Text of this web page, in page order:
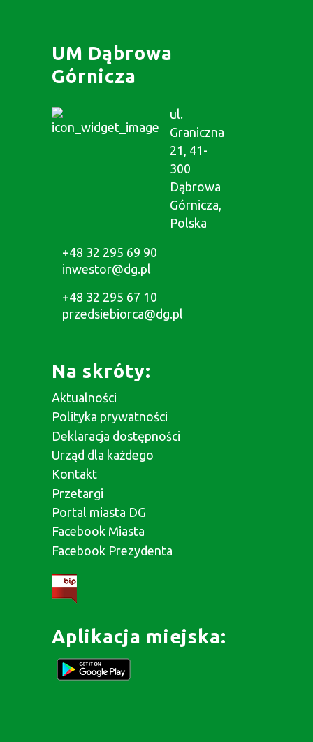
UM Dąbrowa
Górnicza
ul.
Graniczna
21, 41-
300
Dąbrowa
Górnicza,
Polska
+48 32 295 69 90
inwestor@dg.pl
+48 32 295 67 10
przedsiebiorca@dg.pl
Na skróty:
Aktualności
Polityka prywatności
Deklaracja dostępności
Urząd dla każdego
Kontakt
Przetargi
Portal miasta DG
Facebook Miasta
Facebook Prezydenta
Aplikacja miejska: